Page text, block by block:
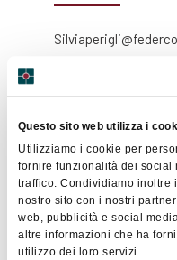
Questo sito web utilizza i
Utilizziamo i cookie per
fornire funzionalità dei social
traffico. Condividiamo inoltre
nostro sito con i nostri
web, pubblicità e social
altre informazioni che ha
utilizzo dei loro servizi.